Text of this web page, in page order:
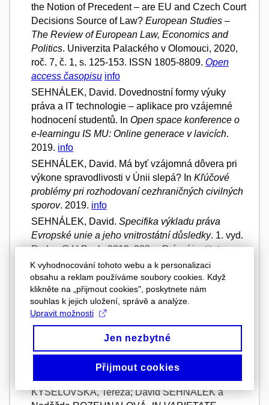
the Notion of Precedent – are EU and Czech Court
Decisions Source of Law? European Studies –
The Review of European Law, Economics and
Politics. Univerzita Palackého v Olomouci, 2020,
roč. 7, č. 1, s. 125-153. ISSN 1805-8809. Open
access časopisu info
SEHNÁLEK, David. Dovednostní formy výuky
práva a IT technologie – aplikace pro vzájemné
hodnocení studentů. In Open space konference o
e-learningu IS MU: Online generace v lavicích.
2019. info
SEHNÁLEK, David. Má byť vzájomná dôvera pri
výkone spravodlivosti v Únii slepá? In Kľúčové
problémy pri rozhodovaní cezhraničných civilných
sporov. 2019. info
SEHNÁLEK, David. Specifika výkladu práva
Evropské unie a jeho vnitrostátní důsledky. 1. vyd.
Praha: C.H.Beck, 2019, 208 s. Právní instituty.
ISBN 978-80-7400-741-5.info
SEHNÁLEK, David. Je soudní rozhodnutí (české i
unijní) obecně závazné a má povahu pramene
práva? In Tereza Kyselovská, David Sehnálek,
Naděžda Rozehnalová.
CONCORDIA soubor vědeckých statí k poctě prof.
Vladimíra Týče. 1. vyd. Brno: Masarykova
univerzita, 2019, s. 295-324. ISBN 978-80-210-
KYSELOVSKÁ, Tereza; David SEHNÁLEK a
K vyhodnocování tohoto webu a k personalizaci
obsahu a reklam používáme soubory cookies. Když
klikněte na „přijmout cookies", poskytnete nám
souhlas k jejich uložení, správě a analýze.
Upravit možnosti
Jen nezbytné
Přijmout cookies